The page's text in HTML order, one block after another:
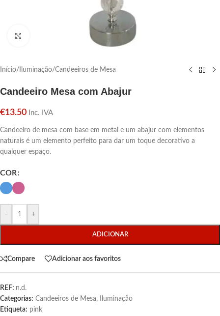
Início/ Iluminação/Candeeiros de Mesa
Candeeiro Mesa com Abajur
€13.50 Inc. IVA
Candeeiro de mesa com base em metal e um abajur com elementos
naturais é um elemento perfeito para dar um toque decorativo a
qualquer espaço.
COR
- +
ADICIONAR
Compare Adicionar aos favoritos
REF: n.d.
Categorias: Candeeiros de Mesa,
Iluminação
Etiqueta: pink